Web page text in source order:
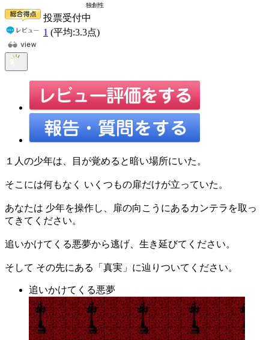
投票受付中
1 (平均:3.3点)
１人の少年は、目が覚めると暗い場所にいた。
そこには何もなく いくつもの扉だけが立っていた。
あなたは 少年を操作し、扉の向こうにあるカンテラを取っ
てきてください。
追いかけてくる悪夢から逃げ、生き延びてください。
そして その先にある「真実」に辿りついてください。
追いかけてくる悪夢